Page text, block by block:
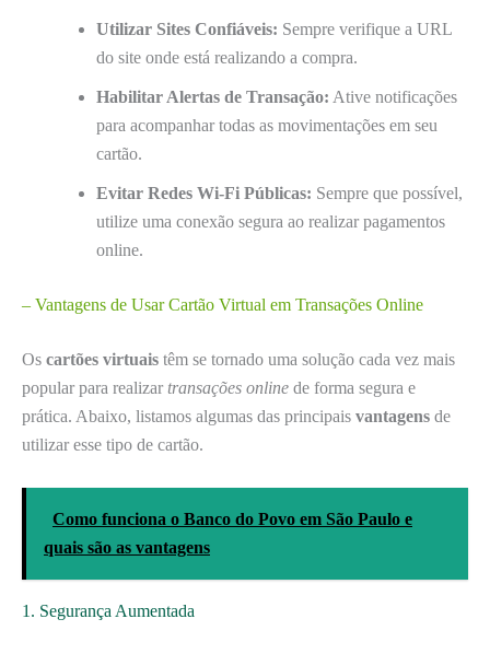
Utilizar Sites Confiáveis: Sempre verifique a URL
do site onde está realizando a compra.
Habilitar Alertas de Transação: Ative notificações
para acompanhar todas as movimentações em seu
cartão.
Evitar Redes Wi-Fi Públicas: Sempre que possível,
utilize uma conexão segura ao realizar pagamentos
online.
– Vantagens de Usar Cartão Virtual em Transações Online
Os cartões virtuais têm se tornado uma solução cada vez mais
popular para realizar transações online de forma segura e
prática. Abaixo, listamos algumas das principais vantagens de
utilizar esse tipo de cartão.
Como funciona o Banco do Povo em São Paulo e
quais são as vantagens
1. Segurança Aumentada